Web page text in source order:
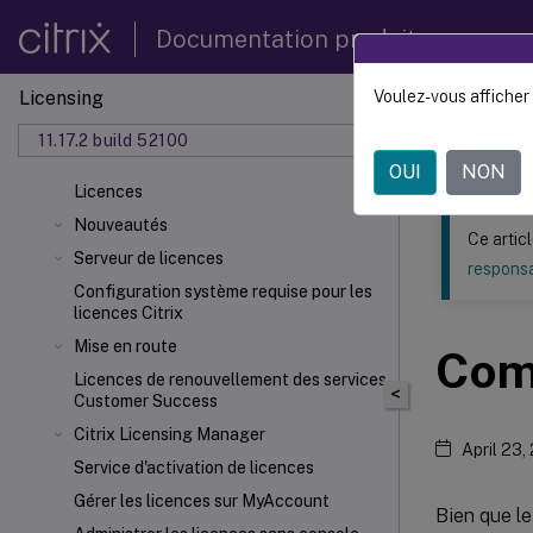
Documentation produit
Licensing
11.17.2 build 52100
Licences
Nouveautés
Serveur de licences
Configuration système requise pour les
licences Citrix
Mise en route
Licences de renouvellement des services
Customer Success
Citrix Licensing Manager
Service d'activation de licences
Gérer les licences sur MyAccount
Ce contenu a
<
Ce
April 23,
Bien que
Voulez-vous
OUI NON